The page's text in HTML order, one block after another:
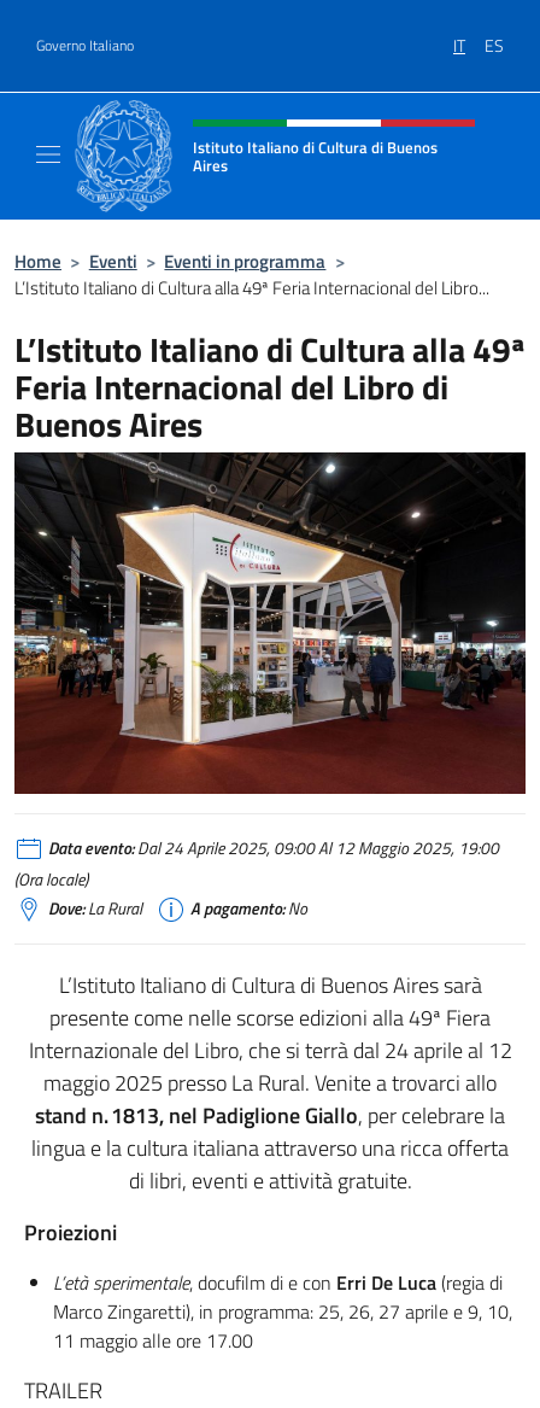
Governo Italiano IT ES
Intestazione sito, social e menù
Istituto Italiano di Cultura di Buenos
Aires
Home > Eventi > Eventi in programma >
L’Istituto Italiano di Cultura alla 49ª Feria Internacional del Libro...
L’Istituto Italiano di Cultura alla 49ª
Feria Internacional del Libro di
Buenos Aires
Data evento:Dal 24 Aprile 2025, 09:00 Al 12 Maggio 2025, 19:00
(Ora locale)
Dove:La Rural A pagamento:No
L’Istituto Italiano di Cultura di Buenos Aires sarà
presente come nelle scorse edizioni alla 49ª Fiera
Internazionale del Libro, che si terrà dal 24 aprile al 12
maggio 2025 presso La Rural. Venite a trovarci allo
stand n.1813, nel Padiglione Giallo, per celebrare la
lingua e la cultura italiana attraverso una ricca offerta
di libri, eventi e attività gratuite.
Proiezioni
L’età sperimentale, docufilm di e con Erri De Luca(regia di
Marco Zingaretti), in programma: 25, 26, 27 aprile e 9, 10,
11 maggio alle ore 17.00
TRAILER